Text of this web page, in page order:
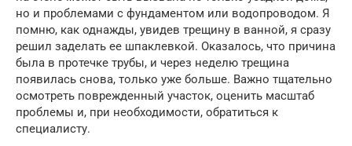
но и проблемами с фундаментом или водопроводом. Я
помню, как однажды, увидев трещину в ванной, я сразу
решил заделать ее шпаклевкой. Оказалось, что причина
была в протечке трубы, и через неделю трещина
появилась снова, только уже больше. Важно тщательно
осмотреть поврежденный участок, оценить масштаб
проблемы и, при необходимости, обратиться к
специалисту.